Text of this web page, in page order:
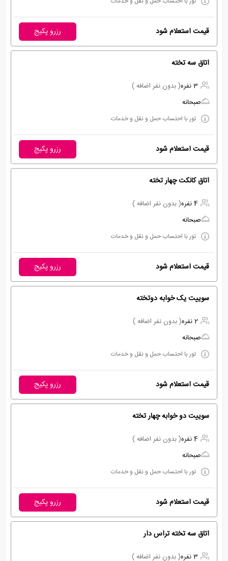
قیمت استعلام شود رزرو پکیج
اتاق سه تخته
3 نفره
( بدون نفر اضافه )
صبحانه
تور با احتساب حمل و نقل و خدمات
قیمت استعلام شود رزرو پکیج
اتاق کانکت چهار تخته
4 نفره
( بدون نفر اضافه )
صبحانه
تور با احتساب حمل و نقل و خدمات
قیمت استعلام شود رزرو پکیج
سوییت یک خوابه دوتخته
2 نفره
( بدون نفر اضافه )
صبحانه
تور با احتساب حمل و نقل و خدمات
قیمت استعلام شود رزرو پکیج
سوییت دو خوابه چهار تخته
4 نفره
( بدون نفر اضافه )
صبحانه
تور با احتساب حمل و نقل و خدمات
قیمت استعلام شود رزرو پکیج
اتاق سه تخته تراس دار
3 نفره ( بدون نفر اضافه )